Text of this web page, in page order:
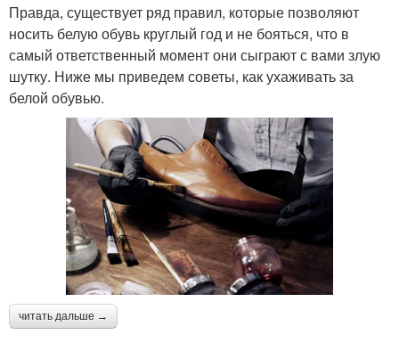
Правда, существует ряд правил, которые позволяют
носить белую обувь круглый год и не бояться, что в
самый ответственный момент они сыграют с вами злую
шутку. Ниже мы приведем советы, как ухаживать за
белой обувью.
читать дальше →